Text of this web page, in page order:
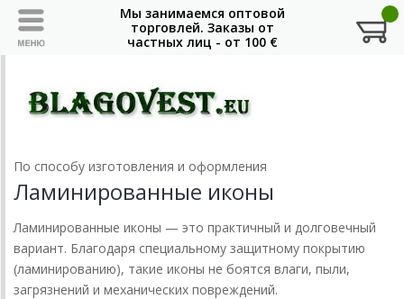
По способу изготовления и оформления
Ламинированные иконы
Ламинированные иконы — это практичный и долговечный
вариант. Благодаря специальному защитному покрытию
(ламинированию), такие иконы не боятся влаги, пыли,
загрязнений и механических повреждений.